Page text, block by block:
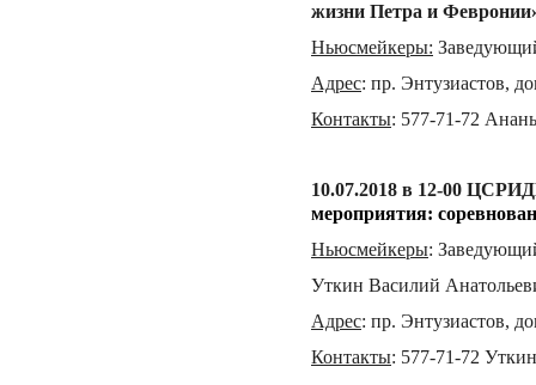
жизни Петра и
Ньюсмейкеры:
Адрес: пр. Энтузиастов,
Контакты: 577-71-72
10.07.2018 в 12-00
мероприятия:
Ньюсмейкеры:
Уткин Василий
Адрес: пр. Энтузиастов,
Контакты: 577-71-72